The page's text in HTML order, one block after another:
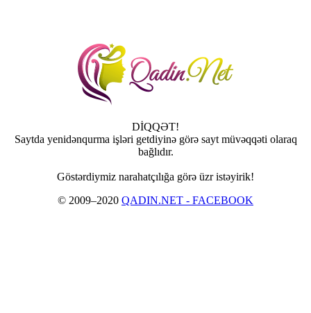
DİQQƏT!
Saytda yenidənqurma işləri getdiyinə görə sayt müvəqqəti olaraq
bağlıdır.
Göstərdiymiz narahatçılığa görə üzr istəyirik!
© 2009–2020 QADIN.NET - FACEBOOK